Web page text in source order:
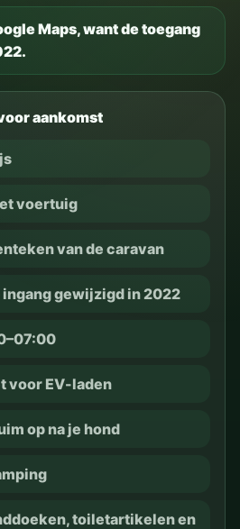
Maps, want de toegang
aankomst
voertuig
van de caravan
gewijzigd in 2022
voor EV-laden
op na je hond
toiletartikelen en